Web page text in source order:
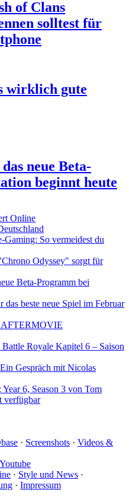
of Clans
solltest für
wirklich gute
neue Beta-
beginnt heute
Online
So vermeidest du
Odyssey" sorgt für
Beta-Programm bei
das beste neue Spiel im Februar
Royale Kapitel 6 – Saison
Gespräch mit Nicolas
6, Season 3 von Tom
verfügbar
· Screenshots · Videos &
Youtube
· Style und News ·
· Impressum